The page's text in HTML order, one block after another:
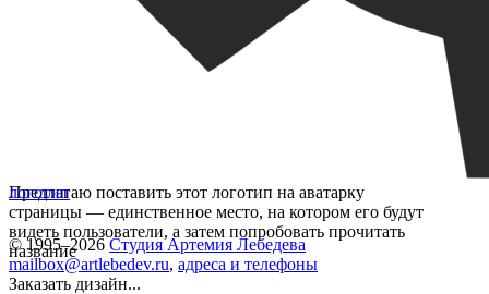
Предлагаю поставить этот логотип на аватарку
страницы — единственное место, на котором его будут
видеть пользователи, а затем попробовать прочитать
название
логотип
© 1995–2026 Студия Артемия Лебедева
mailbox@artlebedev.ru, адреса и телефоны
Заказать дизайн...